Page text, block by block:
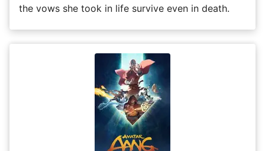
the vows she took in life survive even in death.